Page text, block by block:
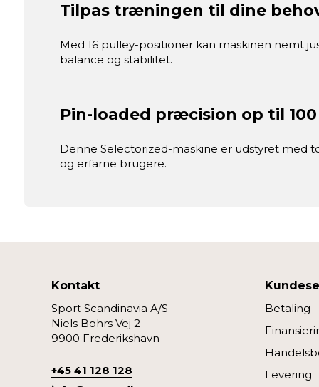
Tilpas træningen til dine
Med 16 pulley-positioner kan maskinen nemt
balance og stabilitet.
Pin-loaded præcision op til
Denne Selectorized-maskine er udstyret med
og erfarne brugere.
Kontakt
Sport Scandinavia A/S
Niels Bohrs Vej 2
9900 Frederikshavn
+45 41 128 128
Betaling
Levering